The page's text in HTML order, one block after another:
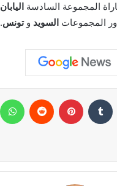
المجموعة السادسة اليابان
المجموعات السويد وتونس.
لينكدإن بينتيريست